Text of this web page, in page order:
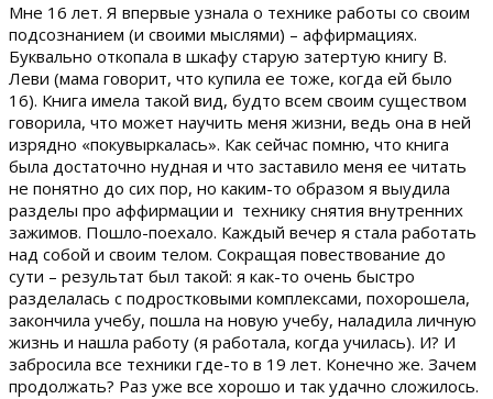
Мне 16 лет. Я впервые узнала о технике работы со своим
подсознанием (и своими мыслями) – аффирмациях.
Буквально откопала в шкафу старую затертую книгу В.
Леви (мама говорит, что купила ее тоже, когда ей было
16). Книга имела такой вид, будто всем своим существом
говорила, что может научить меня жизни, ведь она в ней
изрядно «покувыркалась». Как сейчас помню, что книга
была достаточно нудная и что заставило меня ее читать
не понятно до сих пор, но каким-то образом я выудила
разделы про аффирмации и технику снятия внутренних
зажимов. Пошло-поехало. Каждый вечер я стала работать
над собой и своим телом. Сокращая повествование до
сути – результат был такой: я как-то очень быстро
разделалась с подростковыми комплексами, похорошела,
закончила учебу, пошла на новую учебу, наладила личную
жизнь и нашла работу (я работала, когда училась). И? И
забросила все техники где-то в 19 лет. Конечно же. Зачем
продолжать? Раз уже все хорошо и так удачно сложилось.